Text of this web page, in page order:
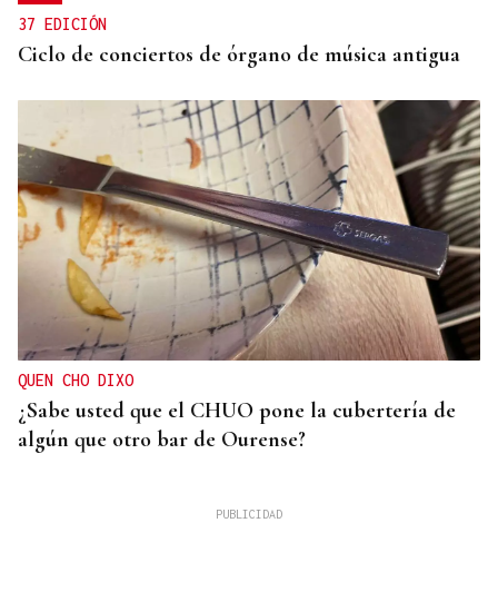
37 EDICIÓN
Ciclo de conciertos de órgano de música antigua
QUEN CHO DIXO
¿Sabe usted que el CHUO pone la cubertería de
algún que otro bar de Ourense?